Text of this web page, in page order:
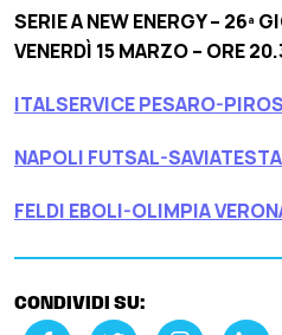
SERIE A NEW ENERGY – 26ª
VENERDÌ 15 MARZO – ORE
ITALSERVICE PESARO-
NAPOLI FUTSAL-
FELDI EBOLI-OLIMPIA
CONDIVIDI SU: